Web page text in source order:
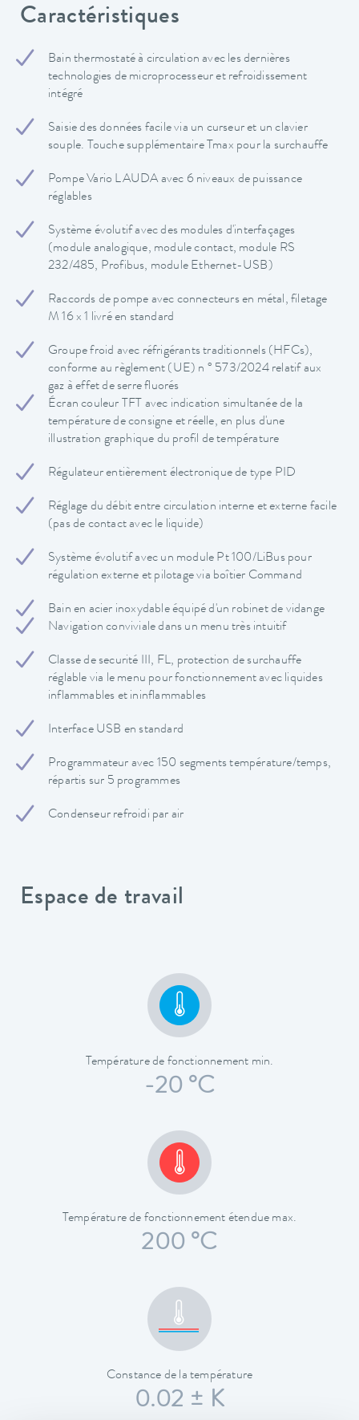
Caractéristiques
Bain thermostaté à circulation avec les dernières
technologies de microprocesseur et refroidissement
intégré
Saisie des données facile via un curseur et un clavier
souple. Touche supplémentaire Tmax pour la surchauffe
Pompe Vario LAUDA avec 6 niveaux de puissance
réglables
Système évolutif avec des modules d'interfaçages
(module analogique, module contact, module RS
232/485, Profibus, module Ethernet-USB)
Raccords de pompe avec connecteurs en métal, filetage
M 16 x 1 livré en standard
Groupe froid avec réfrigérants traditionnels (HFCs),
conforme au règlement (UE) n ° 573/2024 relatif aux
gaz à effet de serre fluorés
Écran couleur TFT avec indication simultanée de la
température de consigne et réelle, en plus d'une
illustration graphique du profil de température
Régulateur entièrement électronique de type PID
Réglage du débit entre circulation interne et externe facile
(pas de contact avec le liquide)
Système évolutif avec un module Pt 100/LiBus pour
régulation externe et pilotage via boîtier Command
Bain en acier inoxydable équipé d'un robinet de vidange
Navigation conviviale dans un menu très intuitif
Classe de securité III, FL, protection de surchauffe
réglable via le menu pour fonctionnement avec liquides
inflammables et ininflammables
Interface USB en standard
Programmateur avec 150 segments température/temps,
répartis sur 5 programmes
Condenseur refroidi par air
Espace de travail
Température de fonctionnement min.
-20 °C
Température de fonctionnement étendue max.
200 °C
Constance de la température
0.02 ± K